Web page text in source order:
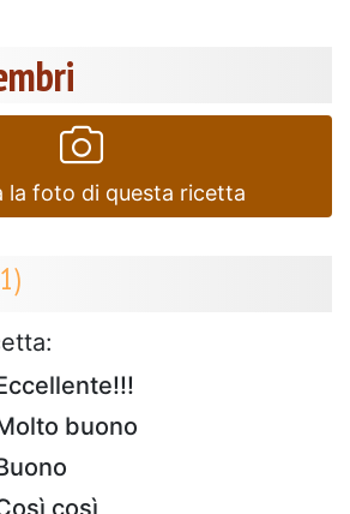
la foto di questa ricetta
buono
così